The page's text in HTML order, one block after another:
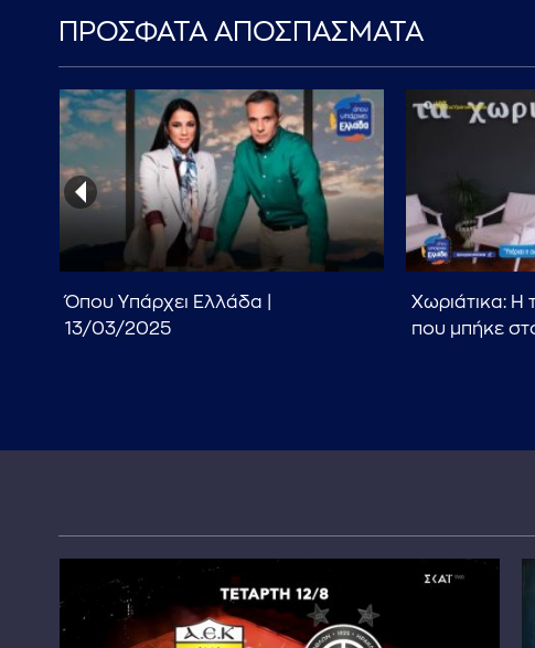
ΠΡΟΣΦΑΤΑ ΑΠΟΣΠΑΣΜΑΤΑ
Όπου Υπάρχει Ελλάδα |
13/03/2025
Χωριάτικα: Η
που μπήκε